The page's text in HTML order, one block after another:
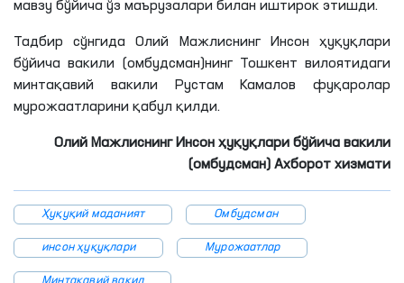
мавзу бўйича ўз маърузалари билан иштирок этишди.
Тадбир сўнгида Олий Мажлиснинг Инсон ҳуқуқлари
бўйича вакили (омбудсман)нингТошкент вилоятидаги
минтақавий вакили Рустам
Камалов фуқаролар
мурожаатларини қабул қилди.
Олий Мажлиснинг Инсон ҳуқуқлари бўйича вакили
(омбудсман) Ахборот хизмати
Ҳуқуқий маданият Омбудсман
инсон ҳуқуқлари Мурожаатлар
Минтақавий вакил